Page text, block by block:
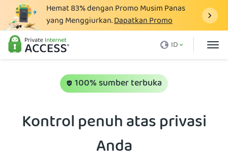
Hemat83%dengan Promo Musim Panas
yang Menggiurkan.Dapatkan Promo
ID
Apa itu VPN
Unduh VPN
100% sumber terbuka
Kontrol penuh atas privasi
Anda